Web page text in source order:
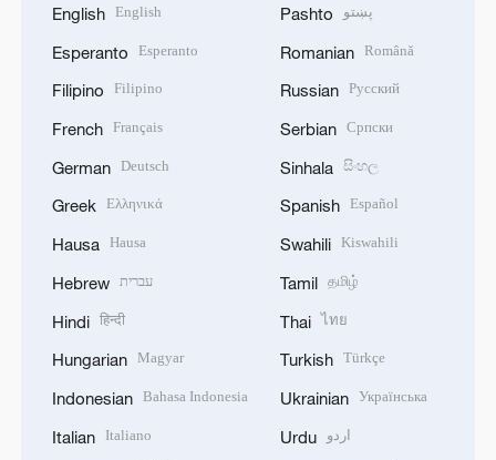
English English
Esperanto Esperanto
Filipino Filipino
French Français
German Deutsch
Greek Ελληνικά
Hausa Hausa
Hebrew עברית
Hindi हिन्दी
Hungarian Magyar
Indonesian Bahasa Indonesia
Italian Italiano
Pashto پښتو
Romanian Română
Russian Русский
Serbian Српски
Sinhala සිංහල
Spanish Español
Swahili Kiswahili
Tamil தமிழ்
Thai ไทย
Turkish Türkçe
Ukrainian Українська
Urdu اردو